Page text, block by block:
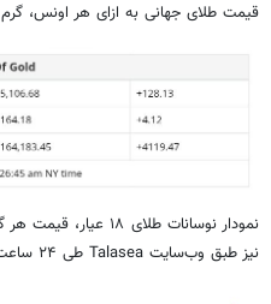
قیمت طلای جهانی به ازای هر اونس،
نمودار نوسانات طلای
نیز طبق وب‌سایت Talasea طی ۲۴ ساعت گذشته به این صورت است: